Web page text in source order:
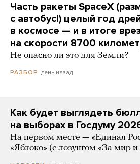
Часть ракеты SpaceX
с автобус!) целый год
в космосе — и в итоге
на скорости 8700
Не опасно ли это для Земли?
РАЗБОР день назад
Как будет выглядеть
на выборах в Госдуму
На первом месте — «Единая
«Яблоко» (с лозунгом «За мир и